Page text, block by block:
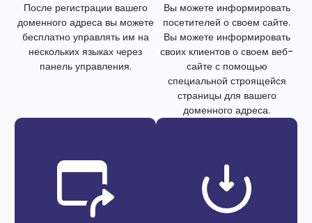
После регистрации вашего
доменного адреса вы можете
бесплатно управлять им на
нескольких языках через
панель управления.
Вы можете информировать
посетителей о своем сайте.
Вы можете информировать
своих клиентов о своем веб-
сайте с помощью
специальной строящейся
страницы для вашего
доменного адреса.